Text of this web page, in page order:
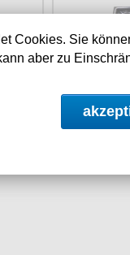
Cookies. Sie
aber zu